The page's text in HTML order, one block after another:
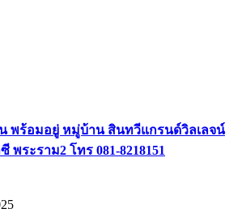
น พร้อมอยู่ หมู่บ้าน สินทวีแกรนด์วิลเลจน์
พระราม2 โทร 081-8218151